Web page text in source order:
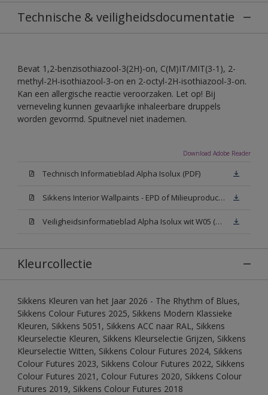
Technische & veiligheidsdocumentatie
Bevat 1,2-benzisothiazool-3(2H)-on, C(M)IT/MIT(3-1), 2-
methyl-2H-isothiazool-3-on en 2-octyl-2H-isothiazool-3-on.
Kan een allergische reactie veroorzaken. Let op! Bij
verneveling kunnen gevaarlijke inhaleerbare druppels
worden gevormd. Spuitnevel niet inademen.
Download Adobe Reader
Technisch Informatieblad Alpha Isolux (PDF)
Sikkens Interior Wallpaints - EPD of Milieuproductverklaring
Veiligheidsinformatieblad Alpha Isolux wit W05 (SDS)
Kleurcollectie
Sikkens Kleuren van het Jaar 2026 - The Rhythm of Blues,
Sikkens Colour Futures 2025, Sikkens Modern Klassieke
Kleuren, Sikkens 5051, Sikkens ACC naar RAL, Sikkens
Kleurselectie Kleuren, Sikkens Kleurselectie Grijzen, Sikkens
Kleurselectie Witten, Sikkens Colour Futures 2024, Sikkens
Colour Futures 2023, Sikkens Colour Futures 2022, Sikkens
Colour Futures 2021, Colour Futures 2020, Sikkens Colour
Futures 2019, Sikkens Colour Futures 2018